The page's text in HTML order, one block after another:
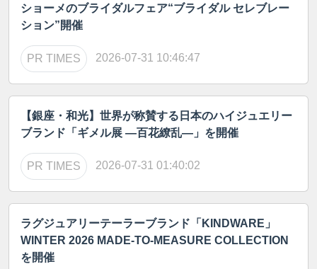
ショーメのブライダルフェア“ブライダル セレブレー
ション”開催
PR TIMES 2026-07-31 10:46:47
【銀座・和光】世界が称賛する日本のハイジュエリー
ブランド「ギメル展 ―百花繚乱―」を開催
PR TIMES 2026-07-31 01:40:02
ラグジュアリーテーラーブランド「KINDWARE」
WINTER 2026 MADE-TO-MEASURE COLLECTION
を開催